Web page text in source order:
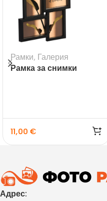
Рамки, Галерия
Рамка за снимки
11,00 €
Адрес: